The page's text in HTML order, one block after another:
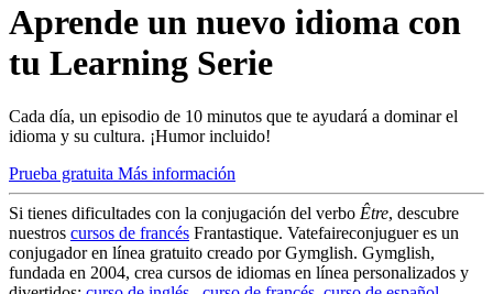
Aprende un nuevo idioma con
tu Learning Serie
Cada día, un episodio de 10 minutos que te ayudará a dominar el
idioma y su cultura. ¡Humor incluido!
Prueba gratuita Más información
Si tienes dificultades con la conjugación del verbo Être, descubre
nuestros cursos de francés Frantastique. Vatefaireconjuguer es un
conjugador en línea gratuito creado por Gymglish. Gymglish,
fundada en 2004, crea cursos de idiomas en línea personalizados y